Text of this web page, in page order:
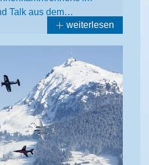
Talk aus dem…
weiterlesen